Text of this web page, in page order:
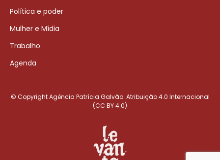
Política e poder
Mulher e Mídia
Trabalho
Agenda
© Copyright Agência Patrícia Galvão. Atribuição 4.0 Internacional
(CC BY 4.0)